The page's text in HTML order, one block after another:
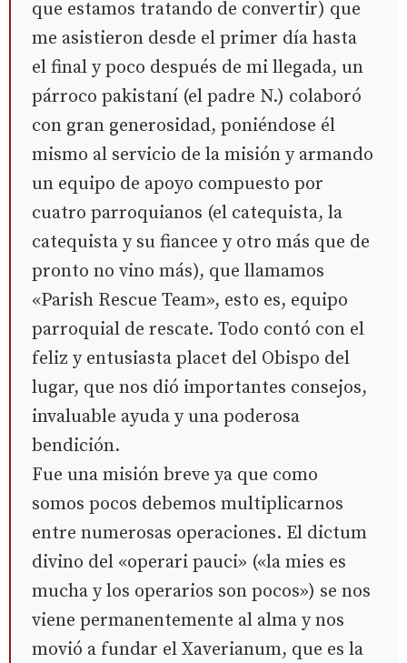
que estamos tratando de convertir) que
me asistieron desde el primer día hasta
el final y poco después de mi llegada, un
párroco pakistaní (el padre N.) colaboró
con gran generosidad, poniéndose él
mismo al servicio de la misión y armando
un equipo de apoyo compuesto por
cuatro parroquianos (el catequista, la
catequista y su fiancee y otro más que de
pronto no vino más), que llamamos
«Parish Rescue Team», esto es, equipo
parroquial de rescate. Todo contó con el
feliz y entusiasta placet del Obispo del
lugar, que nos dió importantes consejos,
invaluable ayuda y una poderosa
bendición.
Fue una misión breve ya que como
somos pocos debemos multiplicarnos
entre numerosas operaciones. El dictum
divino del «operari pauci» («la mies es
mucha y los operarios son pocos») se nos
viene permanentemente al alma y nos
movió a fundar el Xaverianum, que es la